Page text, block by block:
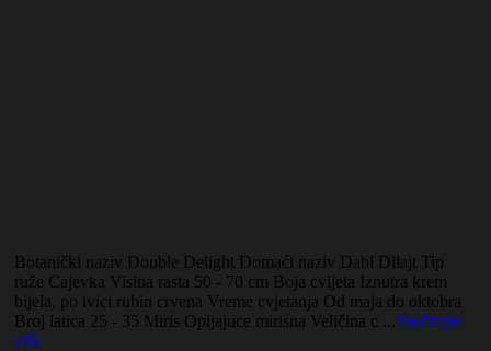
Botanički naziv Double Delight Domaći naziv Dabl Dilajt Tip
ruže Cajevka Visina rasta 50 - 70 cm Boja cvijeta Iznutra krem
bijela, po ivici rubin crvena Vreme cvjetanja Od maja do oktobra
Broj latica 25 - 35 Miris Opijajuce mirisna Veličina c ... Pročitajte
više